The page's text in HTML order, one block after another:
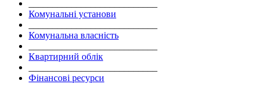
Комунальні установи
Комунальна власність
Квартирний облік
Фінансові ресурси